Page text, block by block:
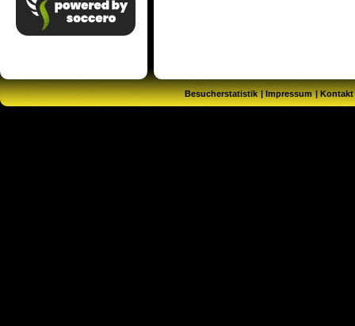
Besucherstatistik Impressum Kontakt